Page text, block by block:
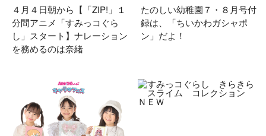
４月４日朝から【「ZIP!」１
分間アニメ「すみっコぐら
し」スタート】ナレーション
を務めるのは奈緒
たのしい幼稚園７・８月号付
録は、「ちいかわガシャポ
ン」だよ！